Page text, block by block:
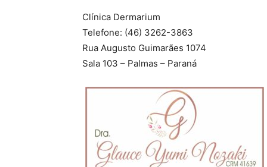
Clínica Dermarium
Telefone: (46) 3262-3863
Rua Augusto Guimarães 1074
Sala 103 – Palmas – Paraná